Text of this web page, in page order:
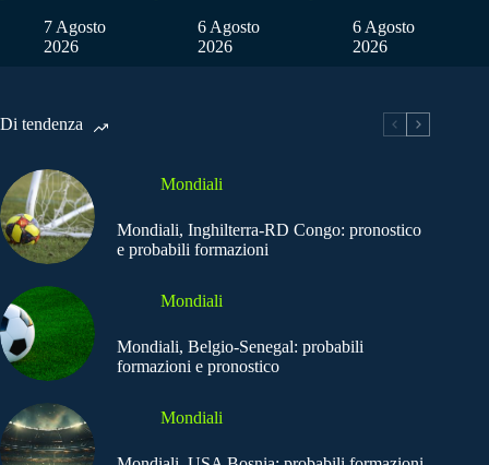
7 Agosto
2026
6 Agosto
2026
6 Agosto
2026
Di tendenza
Mondiali
Mondiali, Inghilterra-RD Congo: pronostico
e probabili formazioni
Mondiali
Mondiali, Belgio-Senegal: probabili
formazioni e pronostico
Mondiali